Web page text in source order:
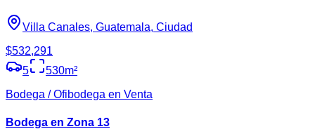
Villa Canales, Guatemala, Ciudad
$532,291
5
530m²
Bodega / Ofibodega en Venta
Bodega en Zona 13